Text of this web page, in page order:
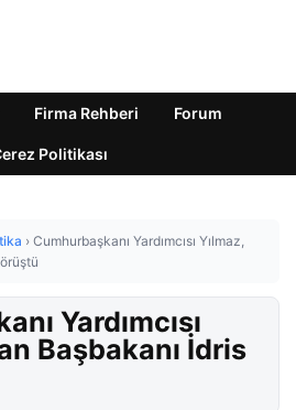
Firma Rehberi Forum
Politikası
› Cumhurbaşkanı Yardımcısı Yılmaz,
Yardımcısı
Başbakanı İdris